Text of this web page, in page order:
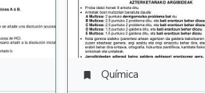
 Química